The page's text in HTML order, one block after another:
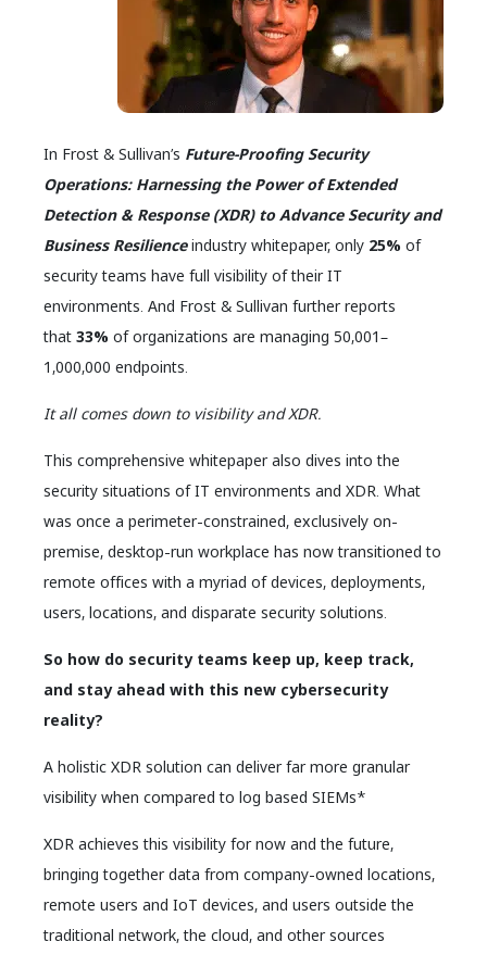
In Frost & Sullivan’s Future-Proofing Security
Operations: Harnessing the Power of Extended
Detection & Response (XDR) to Advance Security and
Business Resilienceindustry whitepaper, only 25% of
security teams have full visibility of their IT
environments. And Frost & Sullivan further reports
that 33% of organizations are managing 50,001–
1,000,000 endpoints.
It all comes down to visibility and XDR.
This comprehensive whitepaper also dives into the
security situations of IT environments and XDR. What
was once a perimeter-constrained, exclusively on-
premise, desktop-run workplace has now transitioned to
remote offices with a myriad of devices, deployments,
users, locations, and disparate security solutions.
So how do security teams keep up, keep track,
and stay ahead with this new cybersecurity
reality?
A holistic XDR solution can deliver far more granular
visibility when compared to log based SIEMs*
XDR achieves this visibility for now and the future,
bringing together data from company-owned locations,
remote users and IoT devices, and users outside the
traditional network, the cloud, and other sources